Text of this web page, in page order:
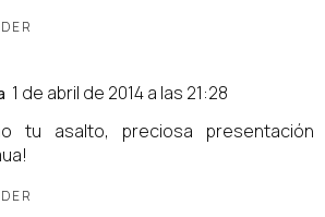
1 de abril de 2014 a las 21:28
tu asalto, preciosa presentación